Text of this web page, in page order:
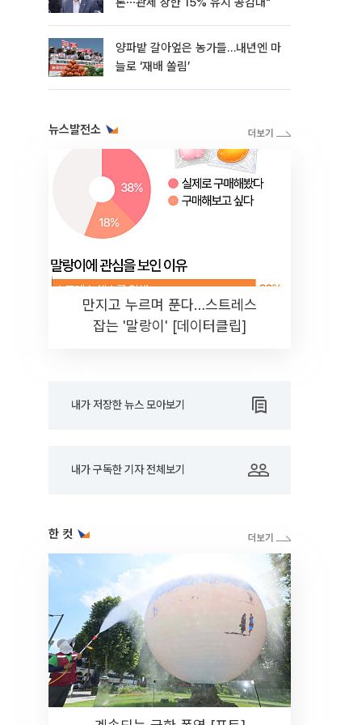
양파밭 갈아엎은 농가들…내년엔 마
늘로 ‘재배 쏠림’
뉴스발전소
만지고 누르며 푼다…스트레스
잡는 '말랑이' [데이터클립]
내가 저장한 뉴스 모아보기
내가 구독한 기자 전체보기
한 컷